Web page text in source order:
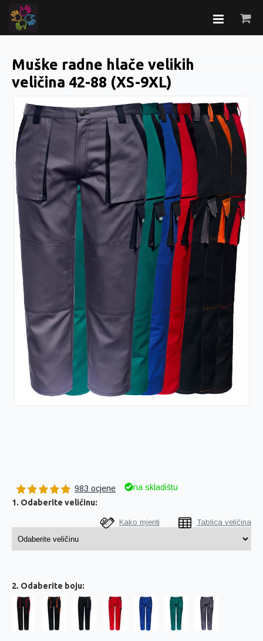
Muške radne hlače velikih
veličina 42-88 (XS-9XL)
983 ocjene
na skladištu
1. Odaberite veličinu:
Kako mjeriti Tablica veličina
2. Odaberite boju: